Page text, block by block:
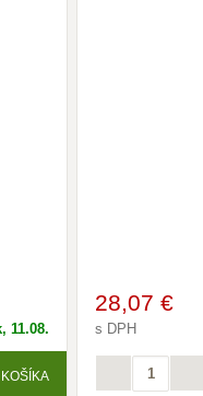
11.08.
28,07 €
s DPH